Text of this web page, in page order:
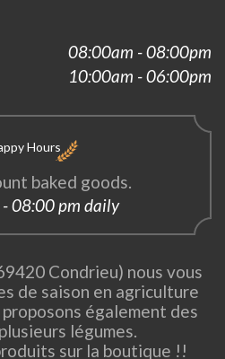
08:00am - 08:00pm
10:00am - 06:00pm
Hours
baked goods.
08:00 pm daily
Condrieu) nous vous
de saison en agriculture
également des
légumes.
sur la boutique !!